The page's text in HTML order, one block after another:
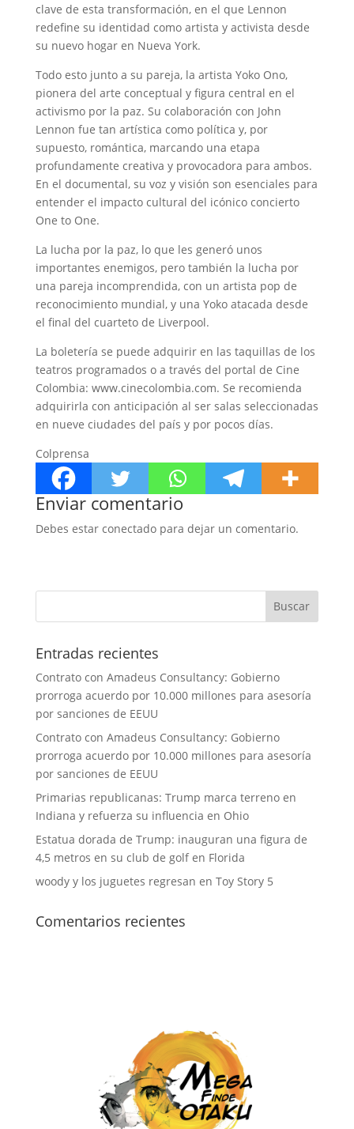
clave de esta transformación, en el que Lennon
redefine su identidad como artista y activista desde
su nuevo hogar en Nueva York.
Todo esto junto a su pareja, la artista Yoko Ono,
pionera del arte conceptual y figura central en el
activismo por la paz. Su colaboración con John
Lennon fue tan artística como política y, por
supuesto, romántica, marcando una etapa
profundamente creativa y provocadora para ambos.
En el documental, su voz y visión son esenciales para
entender el impacto cultural del icónico concierto
One to One.
La lucha por la paz, lo que les generó unos
importantes enemigos, pero también la lucha por
una pareja incomprendida, con un artista pop de
reconocimiento mundial, y una Yoko atacada desde
el final del cuarteto de Liverpool.
La boletería se puede adquirir en las taquillas de los
teatros programados o a través del portal de Cine
Colombia: www.cinecolombia.com. Se recomienda
adquirirla con anticipación al ser salas seleccionadas
en nueve ciudades del país y por pocos días.
Colprensa
Enviar comentario
Debes estar conectado para dejar un comentario.
Entradas recientes
Contrato con Amadeus Consultancy: Gobierno
prorroga acuerdo por 10.000 millones para asesoría
por sanciones de EEUU
Contrato con Amadeus Consultancy: Gobierno
prorroga acuerdo por 10.000 millones para asesoría
por sanciones de EEUU
Primarias republicanas: Trump marca terreno en
Indiana y refuerza su influencia en Ohio
Estatua dorada de Trump: inauguran una figura de
4,5 metros en su club de golf en Florida
woody y los juguetes regresan en Toy Story 5
Comentarios recientes